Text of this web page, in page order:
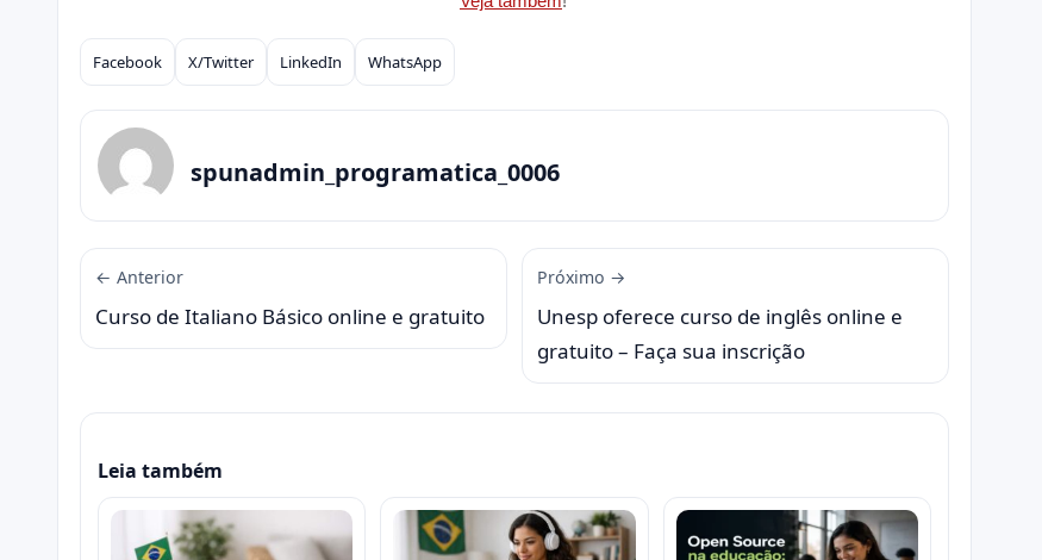
Compartilhar
Facebook X/Twitter LinkedIn WhatsApp
spunadmin_programatica_0006
← Anterior
Curso de Italiano Básico online e gratuito
Próximo →
Unesp oferece curso de inglês online e
gratuito – Faça sua inscrição
Leia também